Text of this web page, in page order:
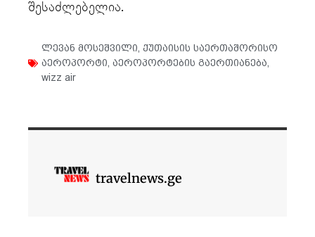
შესაძლებელია.
ლევან მოსეშვილი, ქუთაისის საერთაშორისო
აეროპორტი, აეროპორტების გაერთიანება,
wizz air
travelnews.ge